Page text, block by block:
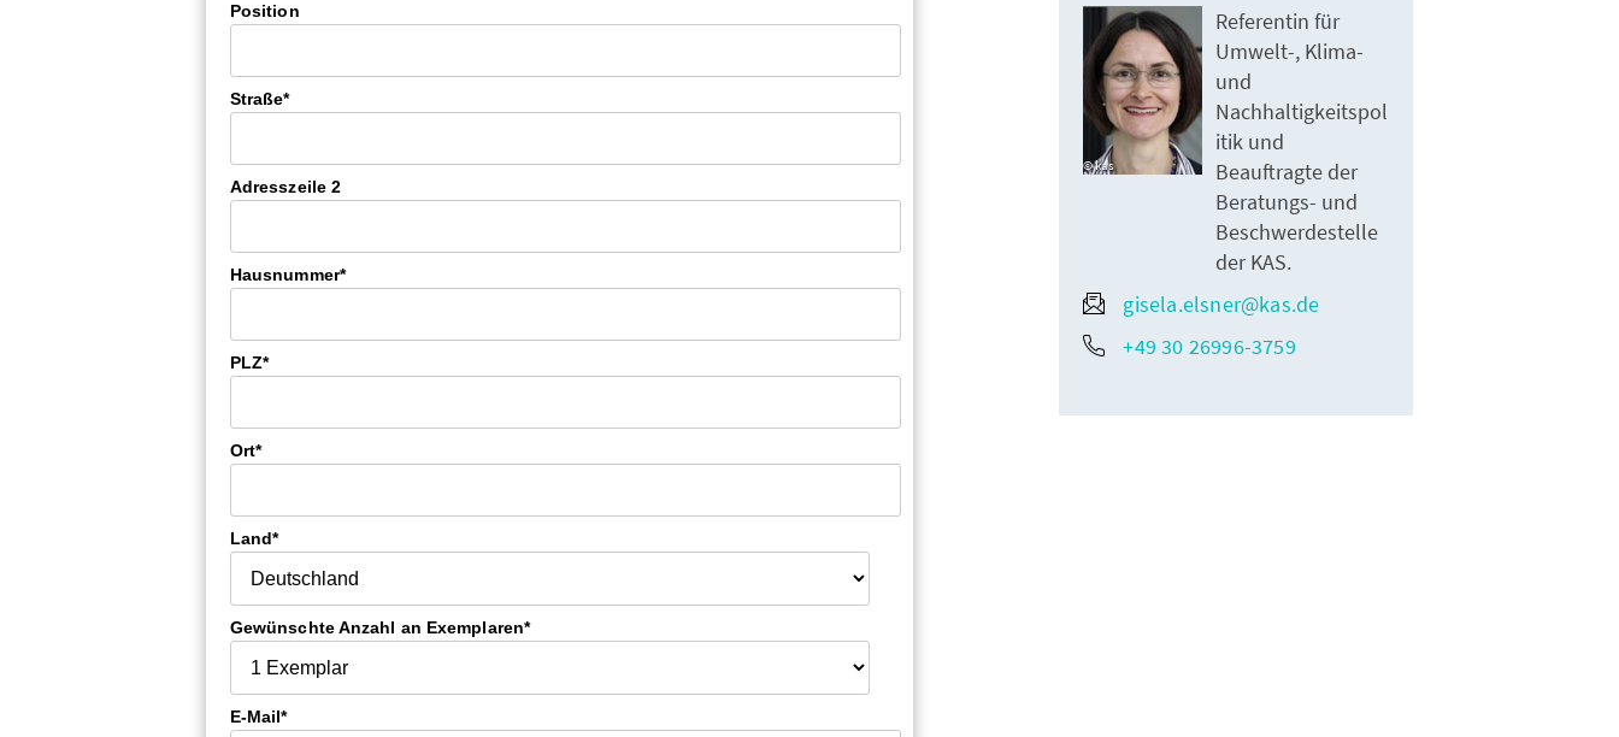
Position
Straße*
Adresszeile 2
Hausnummer*
PLZ*
Ort*
Land*
Gewünschte Anzahl an Exemplaren*
E-Mail*
kas
Referentin für
Umwelt-, Klima-
und
Nachhaltigkeitspol
itik und
Beauftragte der
Beratungs- und
Beschwerdestelle
der KAS.
gisela.elsner@kas.de
+49 30 26996-3759